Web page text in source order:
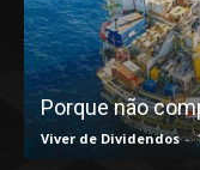
Porque não
Viver de Dividendos -